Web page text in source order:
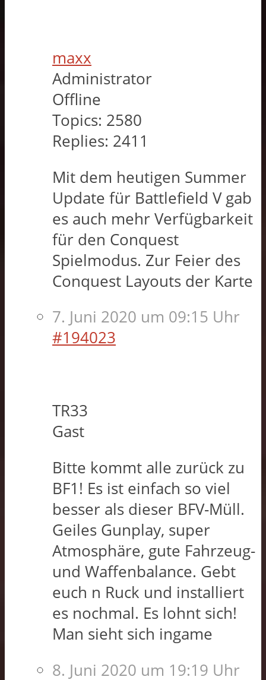
maxx
Administrator
Offline
Topics: 2580
Replies: 2411
Mit dem heutigen Summer
Update für Battlefield V gab
es auch mehr Verfügbarkeit
für den Conquest
Spielmodus. Zur Feier des
Conquest Layouts der Karte
7. Juni 2020 um 09:15 Uhr
#194023
TR33
Gast
Bitte kommt alle zurück zu
BF1! Es ist einfach so viel
besser als dieser BFV-Müll.
Geiles Gunplay, super
Atmosphäre, gute Fahrzeug-
und Waffenbalance. Gebt
euch n Ruck und installiert
es nochmal. Es lohnt sich!
Man sieht sich ingame
8. Juni 2020 um 19:19 Uhr